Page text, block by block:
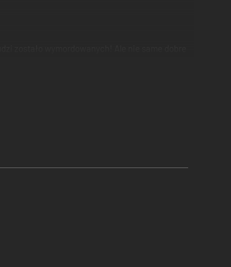
weźmiesz udział w konkursie talentów,
na poszukiwanie skarbu i pogadasz z
z którego możesz przeciągać i upuszczać
największym szacunkiem wobec oryginalnych
jak Vivaldi, Bach czy Georg Friedrich